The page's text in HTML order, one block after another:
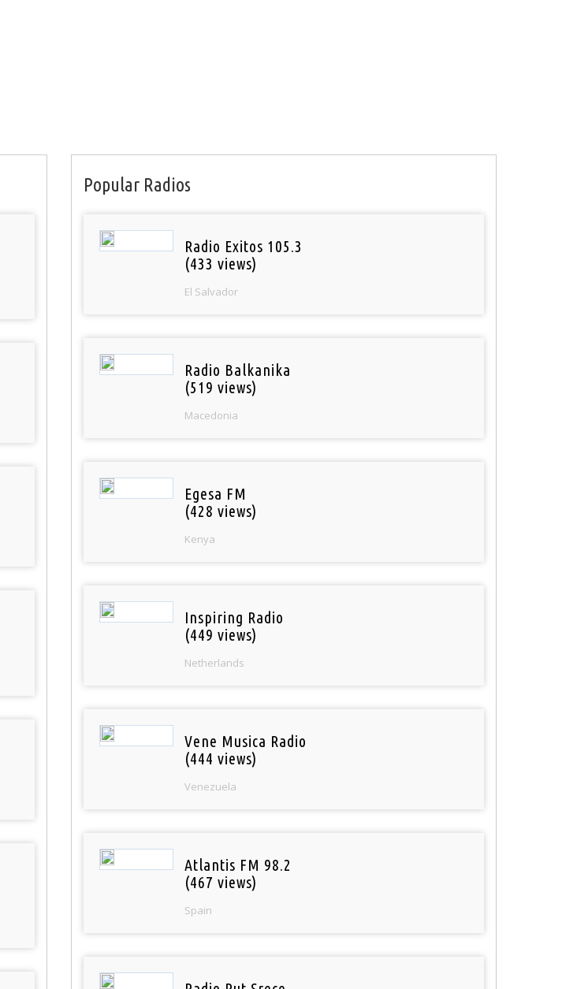
Popular Radios
Radio Exitos 105.3
(433 views)
El Salvador
Radio Balkanika
(519 views)
Macedonia
Egesa FM
(428 views)
Kenya
Inspiring Radio
(449 views)
Netherlands
Vene Musica Radio
(444 views)
Venezuela
Atlantis FM 98.2
(467 views)
Spain